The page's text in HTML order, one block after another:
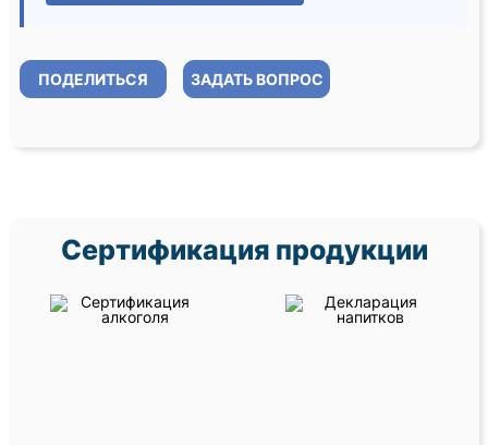
ПОДЕЛИТЬСЯ ЗАДАТЬ ВОПРОС
Сертификация продукции